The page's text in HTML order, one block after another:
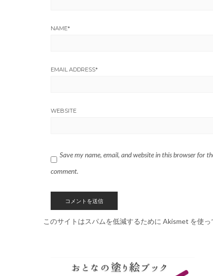
NAME*
EMAIL ADDRESS*
WEBSITE
Save my name, email, and website in this browser for
comment.
このサイトはスパムを低減するために Akismet を使っ